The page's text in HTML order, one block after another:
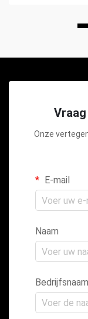
Onze
E-mail
Naam
Bedrijfsnaam